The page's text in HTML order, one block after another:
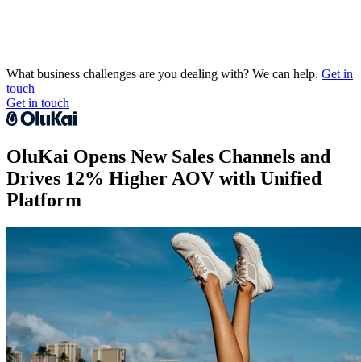
What business challenges are you dealing with? We can help. Get in
touch
Get in touch
OluKai Opens New Sales Channels and
Drives 12% Higher AOV with Unified
Platform